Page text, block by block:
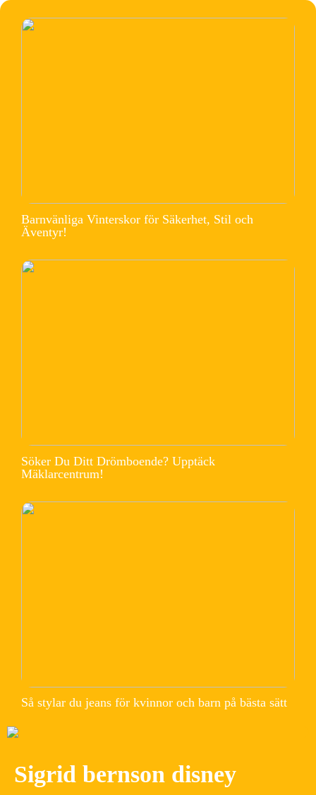
Barnvänliga Vinterskor för Säkerhet, Stil och
Äventyr!
Söker Du Ditt Drömboende? Upptäck
Mäklarcentrum!
Så stylar du jeans för kvinnor och barn på bästa sätt
Sigrid bernson disney